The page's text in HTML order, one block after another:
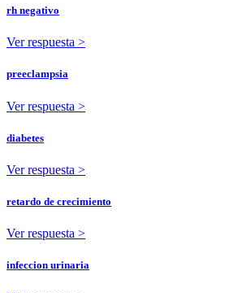
rh negativo
Ver respuesta >
preeclampsia
Ver respuesta >
diabetes
Ver respuesta >
retardo de crecimiento
Ver respuesta >
infeccion urinaria